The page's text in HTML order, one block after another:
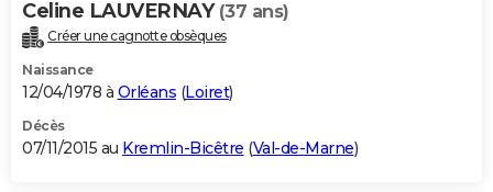
Celine LAUVERNAY (37 ans)
Créer une cagnotte obsèques
Naissance
12/04/1978 à Orléans (Loiret)
Décès
07/11/2015 au Kremlin-Bicêtre (Val-de-Marne)